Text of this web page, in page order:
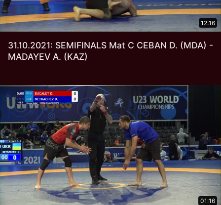
12:16
31.10.2021: SEMIFINALS Mat C CEBAN D. (MDA) -
MADAYEV A. (KAZ)
01:16